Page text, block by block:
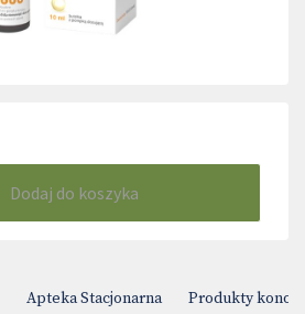
Dodaj do koszyka
Apteka Stacjonarna Produkty